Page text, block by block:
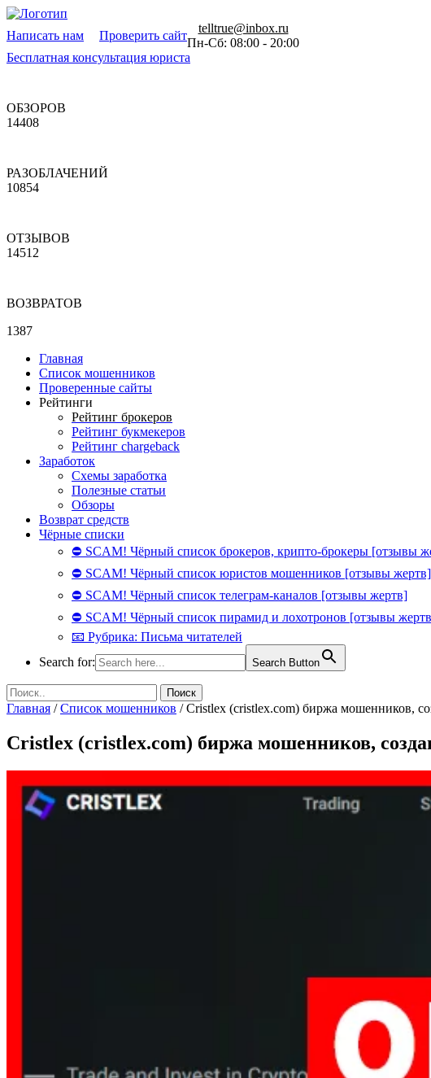
Написать нам Проверить сайт
telltrue@inbox.ru
Пн-Сб: 08:00 - 20:00
Бесплатная консультация юриста
ОБЗОРОВ
14408
РАЗОБЛАЧЕНИЙ
10854
ОТЗЫВОВ
14512
ВОЗВРАТОВ
1387
Главная
Список мошенников
Проверенные сайты
Рейтинги
Рейтинг брокеров
Рейтинг букмекеров
Рейтинг chargeback
Заработок
Схемы заработка
Полезные статьи
Обзоры
Возврат средств
Чёрные списки
⛔ SCAM! Чёрный список брокеров, крипто-брокеры [отзывы
⛔ SCAM! Чёрный список юристов мошенников [отзывы жертв]
⛔ SCAM! Чёрный список телеграм-каналов [отзывы жертв]
⛔ SCAM! Чёрный список пирамид и лохотронов [отзывы
📧 Рубрика: Письма читателей
Search for:
Search Button
Главная /Список мошенников /Cristlex (cristlex.com) биржа мошенников,
Cristlex (cristlex.com) биржа мошенников,